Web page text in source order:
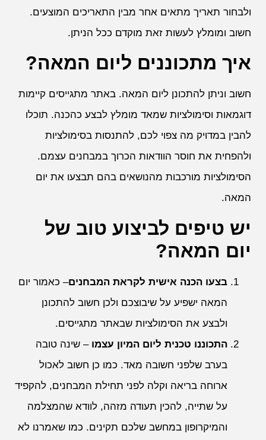
ולבחור תאריך מתאים אחר מבין התאריכים המוצעים.
חשוב ומומלץ לעשות זאת מוקדם ככל הניתן.
איך מתכוננים ליום המאה?
חשוב וניתן להתכונן ליום המאה. באתר מתגייסים קיימות
דוגמאות וסימולציות שמאד מומלץ לבצע כהכנה. תוכלו
להבין במדויק מה צפוי לכם, להתנסות בסימולציות
ולהפחית את חוסר הוודאות הכרוך במבחנים עצמם.
הסימולציות מורכבות מהנושאים בהם תבצעו את יום
המאה.
יש טיפים לביצוע טוב של
יום המאה?
בצעו הכנה אישית לקראת המבחנים– כאמור יום
המאה ישפיע על שיבוצכם ולכן חשוב להתכונן
ולבצע את הסימולציות שבאתר מתגייסים.
התכוננו טכנית ליום המיון עצמו – שינה טובה
בערב שלפני חשובה מאד. כמו כן חשוב לאכול
ארוחה בריאה וקלה לפני תחילת המבחנים, להקפיד
על שתייה, להכין תעודה מזהה, לוודא שהמצלמה
והמיקרופון במחשב שלכם תקינים. כמו שאמרנו לא